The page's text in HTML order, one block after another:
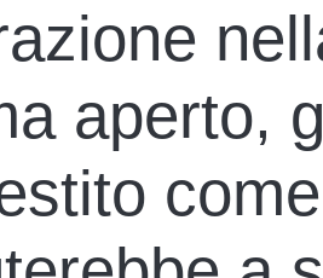
aperto,